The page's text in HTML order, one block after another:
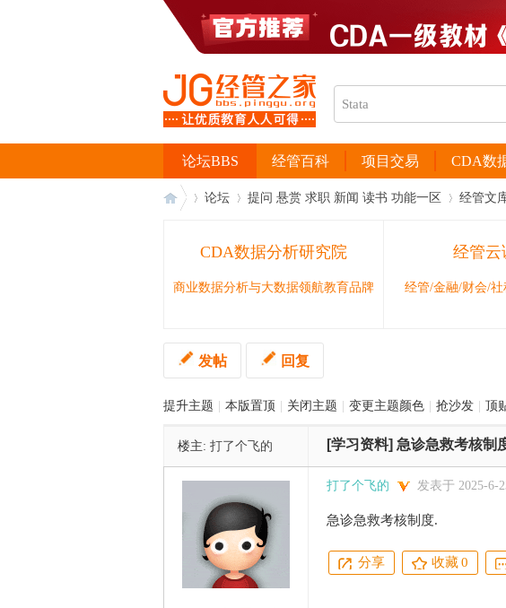
经管百科 项目交易 CDA数
论坛BBS
论坛 提问 悬赏 求职 新闻 读书 功能一区 经管文
CDA数据分析研究院
商业数据分析与大数据领航教育品牌
经管云
经管/金融/财会/
发帖 回复
提升主题 本版置顶 关闭主题 变更主题颜色 抢沙发 顶
楼主: 打了个飞的 [学习资料] 急诊急救考核制
打了个飞的 发表于 2025-6-
急诊急救考核制度.
分享 收藏0